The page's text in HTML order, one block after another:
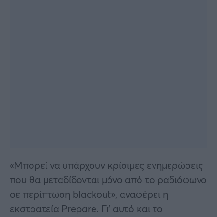
«Μπορεί να υπάρχουν κρίσιμες ενημερώσεις
που θα μεταδίδονται μόνο από το ραδιόφωνο
σε περίπτωση blackout», αναφέρει η
εκστρατεία Prepare. Γι’ αυτό και το